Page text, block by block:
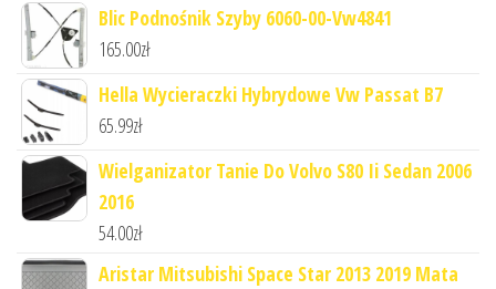
Blic Podnośnik Szyby 6060-00-Vw4841
165.00zł
Hella Wycieraczki Hybrydowe Vw Passat B7
65.99zł
Wielganizator Tanie Do Volvo S80 Ii Sedan 2006
2016
54.00zł
Aristar Mitsubishi Space Star 2013 2019 Mata